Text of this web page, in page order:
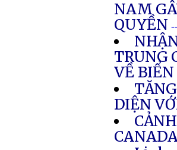
NAM
QUYỀN
TRUNG
VỀ
DIỆN